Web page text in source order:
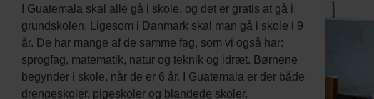
elementer
kredit
Tekst
I Guatemala skal alle gå i skole, og det er gratis at gå i
grundskolen. Ligesom i Danmark skal man gå i skole i 9
år. De har mange af de samme fag, som vi også har:
sprogfag, matematik, natur og teknik og idræt. Børnene
begynder i skole, når de er 6 år. I Guatemala er der både
drengeskoler, pigeskoler og blandede skoler.